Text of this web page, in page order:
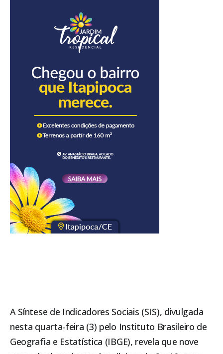
A Síntese de Indicadores Sociais (SIS), divulgada
nesta quarta-feira (3) pelo Instituto Brasileiro de
Geografia e Estatística (IBGE), revela que nove